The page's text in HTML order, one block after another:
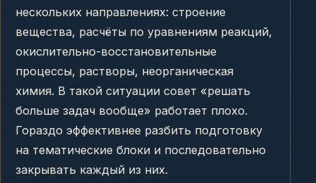
нескольких направлениях: строение
вещества, расчёты по уравнениям реакций,
окислительно-восстановительные
процессы, растворы, неорганическая
химия. В такой ситуации совет «решать
больше задач вообще» работает плохо.
Гораздо эффективнее разбить подготовку
на тематические блоки и последовательно
закрывать каждый из них.